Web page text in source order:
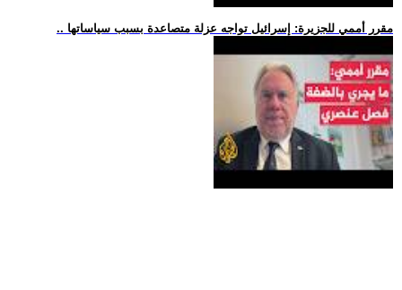
.. مقرر أممي للجزيرة: إسرائيل تواجه عزلة متصاعدة بسبب سياساتها